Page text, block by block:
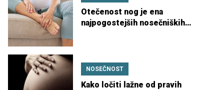
Otečenost nog je ena
najpogostejših nosečniških
NOSEČNOST
Kako ločiti lažne od pravih